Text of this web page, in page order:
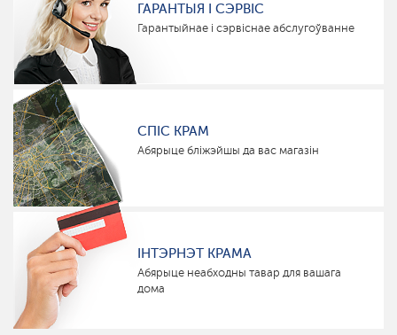
ГАРАНТЫЯ І СЭРВІС
Гарантыйнае і сэрвіснае абслугоўванне
СПІС КРАМ
Абярыце бліжэйшы да вас магазін
ІНТЭРНЭТ КРАМА
Абярыце неабходны тавар для вашага
дома